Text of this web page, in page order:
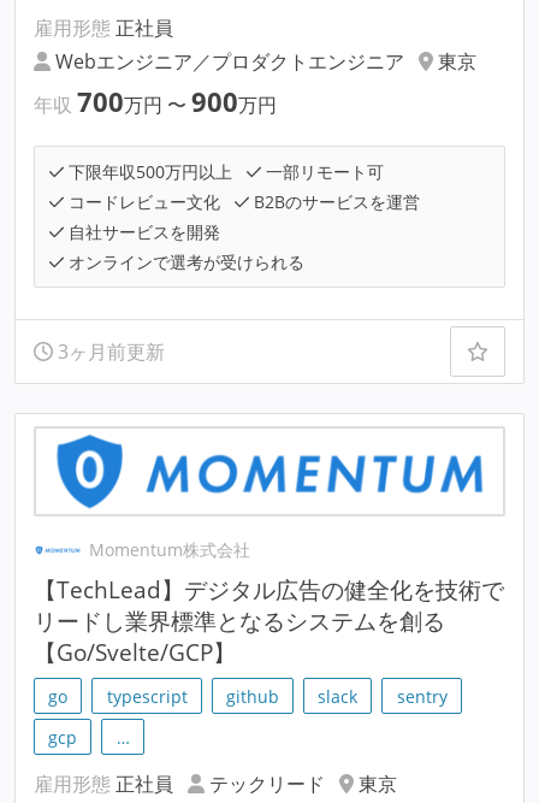
雇用形態 正社員
Webエンジニア／プロダクトエンジニア
東京
年収 700万円 〜 900万円
下限年収500万円以上
一部リモート可
コードレビュー文化
B2Bのサービスを運営
自社サービスを開発
オンラインで選考が受けられる
3ヶ月前更新
Momentum株式会社
【TechLead】デジタル広告の健全化を技術で
リードし業界標準となるシステムを創る
【Go/Svelte/GCP】
go typescript github slack
sentry
gcp
…
雇用形態 正社員 テックリード
東京